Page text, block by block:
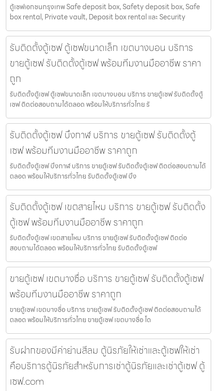
ตู้เซฟเอกชนกรุงเทพ Safe deposit box, Safety deposit box, Safe
box rental, Private vault, Deposit box rental และ Security
รับติดตั้งตู้เซฟ ตู้เซฟขนาดเล็ก เขตบางบอน บริการ
ขายตู้เซฟ รับติดตั้งตู้เซฟ พร้อมทีมงานมืออาชีพ ราคา
ถูก
รับติดตั้งตู้เซฟ ตู้เซฟขนาดเล็ก เขตบางบอน บริการ ขายตู้เซฟ รับติดตั้งตู้
เซฟ ติดต่อสอบถามได้ตลอด พร้อมให้บริการทั่วไทย รั
รับติดตั้งตู้เซฟ บึงกาฬ บริการ ขายตู้เซฟ รับติดตั้งตู้
เซฟ พร้อมทีมงานมืออาชีพ ราคาถูก
รับติดตั้งตู้เซฟ บึงกาฬ บริการ ขายตู้เซฟ รับติดตั้งตู้เซฟ ติดต่อสอบถามได้
ตลอด พร้อมให้บริการทั่วไทย รับติดตั้งตู้เซฟ บึง
รับติดตั้งตู้เซฟ เขตสายไหม บริการ ขายตู้เซฟ รับติดตั้ง
ตู้เซฟ พร้อมทีมงานมืออาชีพ ราคาถูก
รับติดตั้งตู้เซฟ เขตสายไหม บริการ ขายตู้เซฟ รับติดตั้งตู้เซฟ ติดต่อ
สอบถามได้ตลอด พร้อมให้บริการทั่วไทย รับติดตั้งตู้เซฟ
ขายตู้เซฟ เขตบางซื่อ บริการ ขายตู้เซฟ รับติดตั้งตู้เซฟ
พร้อมทีมงานมืออาชีพ ราคาถูก
ขายตู้เซฟ เขตบางซื่อ บริการ ขายตู้เซฟ รับติดตั้งตู้เซฟ ติดต่อสอบถามได้
ตลอด พร้อมให้บริการทั่วไทย ขายตู้เซฟ เขตบางซื่อ โด
รับฝากของมีค่าย่านสีลม ตู้นิรภัยให้เช่าและตู้เซฟให้เช่า
คือบริการตู้นิรภัยสำหรับการเช่าตู้นิรภัยและเช่าตู้เซฟ ตู้
เซฟ.com